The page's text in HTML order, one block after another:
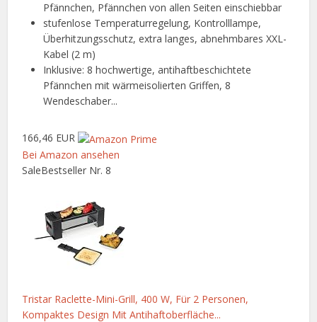
Pfännchen, Pfännchen von allen Seiten einschiebbar
stufenlose Temperaturregelung, Kontrolllampe,
Überhitzungsschutz, extra langes, abnehmbares XXL-
Kabel (2 m)
Inklusive: 8 hochwertige, antihaftbeschichtete
Pfännchen mit wärmeisolierten Griffen, 8
Wendeschaber...
166,46 EUR
Bei Amazon ansehen
SaleBestseller Nr. 8
Tristar Raclette-Mini-Grill, 400 W, Für 2 Personen,
Kompaktes Design Mit Antihaftoberfläche...